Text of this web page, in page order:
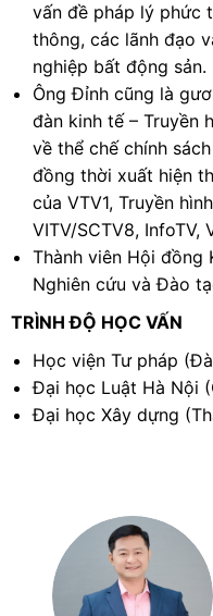
vấn đề pháp lý phức
thông, các lãnh đạo
nghiệp bất động sản.
Ông Đỉnh cũng là
đàn kinh tế – Truyền
về thể chế chính
đồng thời xuất hiện
của VTV1, Truyền
VITV/SCTV8, InfoTV,
Thành viên Hội đồng
Nghiên cứu và Đào
TRÌNH ĐỘ HỌC VẤN
Học viện Tư pháp
Đại học Luật Hà Nội
Đại học Xây dựng